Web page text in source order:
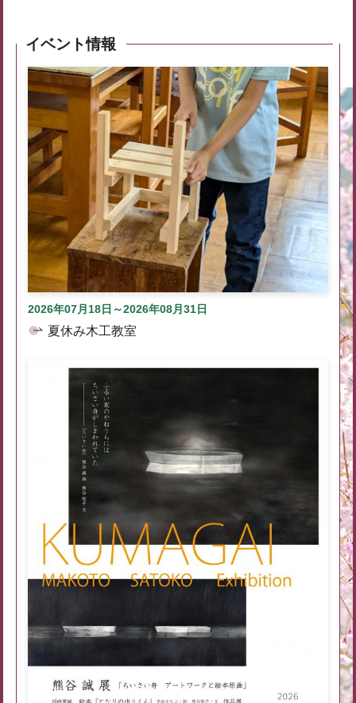
イベント情報
2026年07月18日～2026年08月31日
夏休み木工教室